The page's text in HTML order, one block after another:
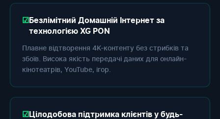
Безлімітний Домашній Інтернет за
технологією XG PON
Плавне відтворення 4K-контенту без стрибків та
збоїв. Висока якість передачі даних для онлайн-
кінотеатрів, YouTube, ігор.
Цілодобова підтримка клієнтів у будь-